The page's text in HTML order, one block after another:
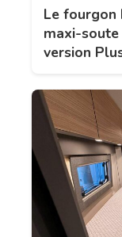
Le fourgon
maxi-
version